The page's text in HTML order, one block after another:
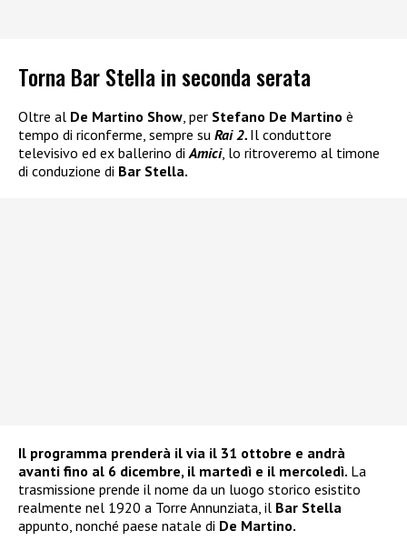
Torna Bar Stella in seconda serata
Oltre al De Martino Show , per Stefano De Martino è
tempo di riconferme, sempre su Rai 2. Il conduttore
televisivo ed ex ballerino di Amici, lo ritroveremo al timone
di conduzione di Bar Stella.
Il programma prenderà il via il 31 ottobre e andrà
avanti fino al 6 dicembre, il martedì e il mercoledì. La
trasmissione prende il nome da un luogo storico esistito
realmente nel 1920 a Torre Annunziata, il Bar Stella
appunto, nonché paese natale di De Martino.